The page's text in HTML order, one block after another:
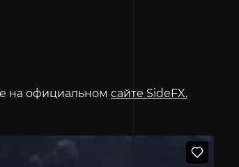
на официальном сайте SideFX.